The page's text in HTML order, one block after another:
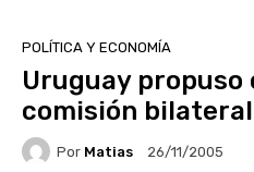
POLÍTICA Y ECONOMÍA
Uruguay propuso
comisión bilateral
Por Matias 26/11/2005